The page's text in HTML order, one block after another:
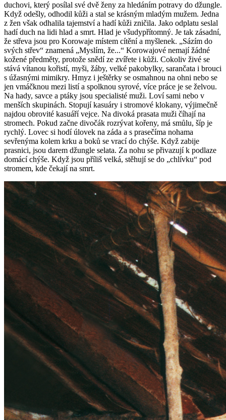
duchovi, který posílal své dvě ženy za hledáním potravy do džungle.
Když odešly, odhodil kůži a stal se krásným mladým mužem. Jedna
z žen však odhalila tajemství a hadí kůži zničila. Jako odplatu seslal
hadí duch na lidi hlad a smrt. Hlad je všudypřítomný. Je tak zásadní,
že střeva jsou pro Korowaje místem cítění a myšlenek. „Sázím do
svých střev“ znamená „Myslím, že...“ Korowajové nemají žádné
kožené předměty, protože snědí ze zvířete i kůži. Cokoliv živé se
stává vítanou kořistí, myši, žáby, velké pakobylky, sarančata i brouci
s úžasnými mimikry. Hmyz i ještěrky se osmahnou na ohni nebo se
jen vmáčknou mezi listí a spolknou syrové, více práce je se želvou.
Na hady, savce a ptáky jsou specialisté muži. Loví sami nebo v
menších skupinách. Stopují kasuáry i stromové klokany, výjimečně
najdou obrovité kasuáří vejce. Na divoká prasata muži číhají na
stromech. Pokud začne divočák rozrývat kořeny, má smůlu, šíp je
rychlý. Lovec si hodí úlovek na záda a s prasečíma nohama
sevřenýma kolem krku a boků se vrací do chýše. Když zabije
prasnici, jsou darem džungle selata. Za nohu se přivazují k podlaze
domácí chýše. Když jsou příliš velká, stěhují se do „chlívku“ pod
stromem, kde čekají na smrt.